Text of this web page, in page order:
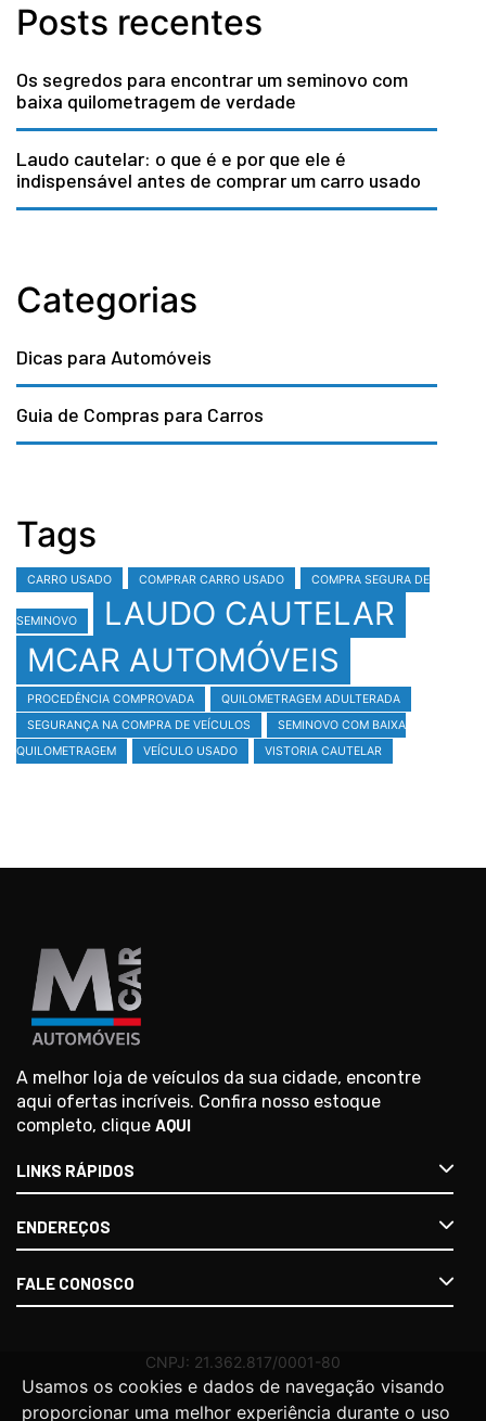
Usamos os cookies e dados de navegação visando
proporcionar uma melhor experiência durante o uso
Posts recentes
Os segredos para encontrar um seminovo com
baixa quilometragem de verdade
Laudo cautelar: o que é e por que ele é
indispensável antes de comprar um carro usado
Categorias
Dicas para Automóveis
Guia de Compras para Carros
Tags
CARRO USADO COMPRAR CARRO USADO COMPRA SEGURA DE
SEMINOVO
LAUDO CAUTELAR
MCAR AUTOMÓVEIS
PROCEDÊNCIA COMPROVADA
QUILOMETRAGEM ADULTERADA
SEGURANÇA NA COMPRA DE VEÍCULOS
SEMINOVO COM BAIXA
QUILOMETRAGEM
VEÍCULO USADO VISTORIA CAUTELAR
A melhor loja de veículos da sua cidade, encontre
aqui ofertas incríveis. Confira nosso estoque
completo, clique AQUI
LINKS RÁPIDOS
ENDEREÇOS
FALE CONOSCO